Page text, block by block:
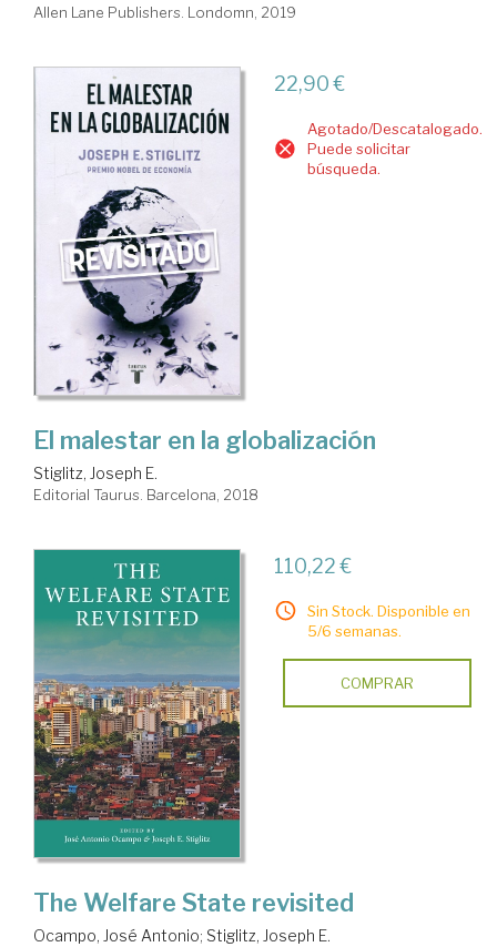
Allen Lane Publishers. Londomn, 2019
22,90 €
Agotado/Descatalogado.
Puede solicitar
búsqueda.
El malestar en la globalización
Stiglitz, Joseph E.
Editorial Taurus. Barcelona, 2018
110,22 €
Sin Stock. Disponible en
5/6 semanas.
COMPRAR
The Welfare State revisited
Ocampo, José Antonio; Stiglitz, Joseph E.